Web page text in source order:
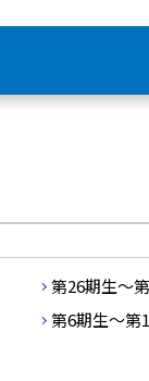
第26期生～
第6期生～第